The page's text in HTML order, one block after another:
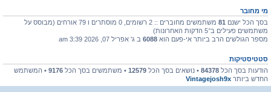
מי מחובר
בסך הכל ישנם 81
משתמשים מחוברים :: 2 רשומים, 0 מוסתרים ו 79 אורחים (מבוסס על
משתמשים פעילים ב־5 הדקות האחרונות)
מספר הגולשים הרב ביותר אי-פעם הוא 6088 ב ג' אפריל 07, 2026 3:39 am
סטטיסטיקות
הודעות בסך הכל 84378 • נושאים בסך הכל 12579 • משתמשים בסך הכל 9176 • המשתמש
החדש ביותר Vintagejosh9x